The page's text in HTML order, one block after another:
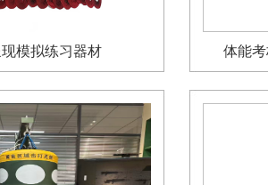
模拟练习器材 体能